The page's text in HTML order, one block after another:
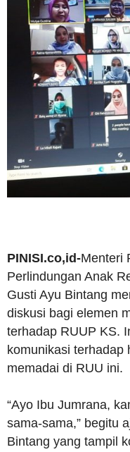
PINISI.co,id-Menteri
Perlindungan Anak
Gusti Ayu Bintang
diskusi bagi elemen
terhadap RUUP KS.
komunikasi terhadap
memadai di RUU ini.
“Ayo Ibu Jumrana,
sama-sama,” begitu
Bintang yang tampil